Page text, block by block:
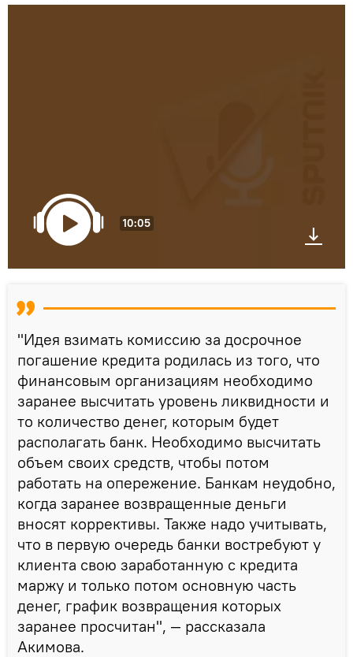
10:05
"Идея взимать комиссию за досрочное
погашение кредита родилась из того, что
финансовым организациям необходимо
заранее высчитать уровень ликвидности и
то количество денег, которым будет
располагать банк. Необходимо высчитать
объем своих средств, чтобы потом
работать на опережение. Банкам неудобно,
когда заранее возвращенные деньги
вносят коррективы. Также надо учитывать,
что в первую очередь банки востребуют у
клиента свою заработанную с кредита
маржу и только потом основную часть
денег, график возвращения которых
заранее просчитан", — рассказала
Акимова.